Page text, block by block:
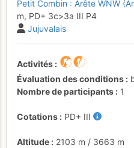
Petit Combin : Arête WNW
m, PD+ 3c>3a III P4
Jujuvalais
Activités
Évaluation des conditions
Nombre de participants
1
Cotations PD+ III
Altitude 2103 m / 3663 m